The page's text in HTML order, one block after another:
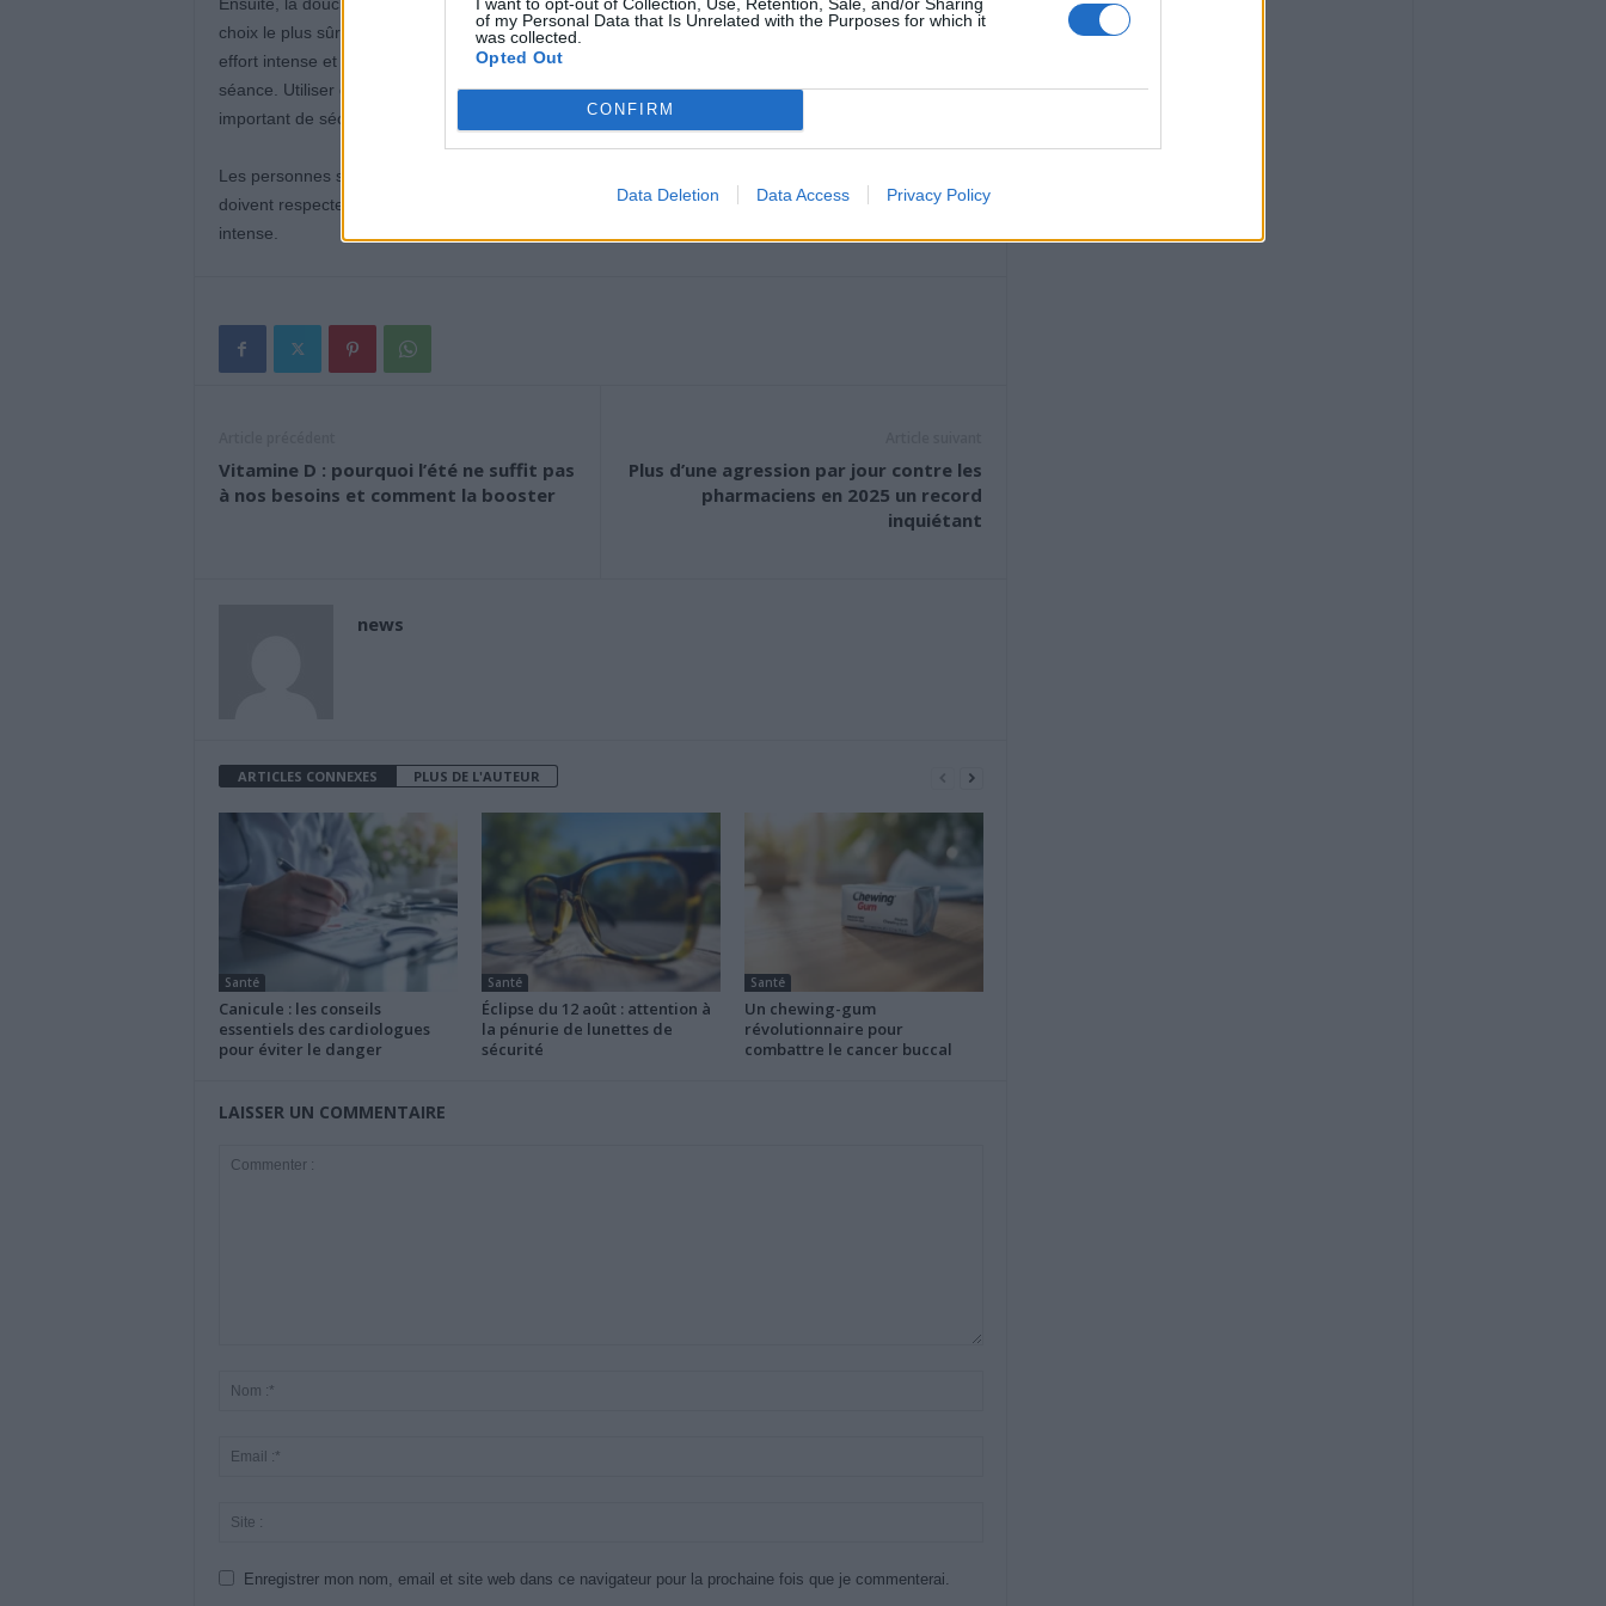
of my Personal Data that Is Unrelated with the Purposes for which it
was collected.
Opted Out
CONFIRM
Data Deletion Data Access Privacy Policy
choix le plus sûr pour la majorité. L’eau froide peut être utilisée avec précaution, surtout après un
effort intense et une fois le corps calmé. L’eau très chaude est déconseillée immédiatement après la
séance. Utiliser des gels au pH physiologique aide à préserver la barrière cutanée. Enfin, il est
important de sécher soigneusement la peau et de porter des vêtements propres.
Les personnes souffrant de problèmes cardiaques, hypotendus, enceintes ou sujettes aux malaises
doivent respecter cette étape d’attente et éviter de se doucher seules immédiatement après un effort
intense.
Vitamine D : pourquoi l’été ne suffit pas
à nos besoins et comment la booster
Plus d’une agression par jour contre les
pharmaciens en 2025 un record
inquiétant
news
ARTICLES CONNEXES PLUS DE L'AUTEUR
Santé
Canicule : les conseils
essentiels des cardiologues
pour éviter le danger
Santé
Éclipse du 12 août : attention à
la pénurie de lunettes de
sécurité
Santé
Un chewing-gum
révolutionnaire pour
combattre le cancer buccal
LAISSER UN COMMENTAIRE
Enregistrer mon nom, email et site web dans ce navigateur pour la prochaine fois que je commenterai.